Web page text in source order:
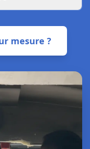
mesure ?